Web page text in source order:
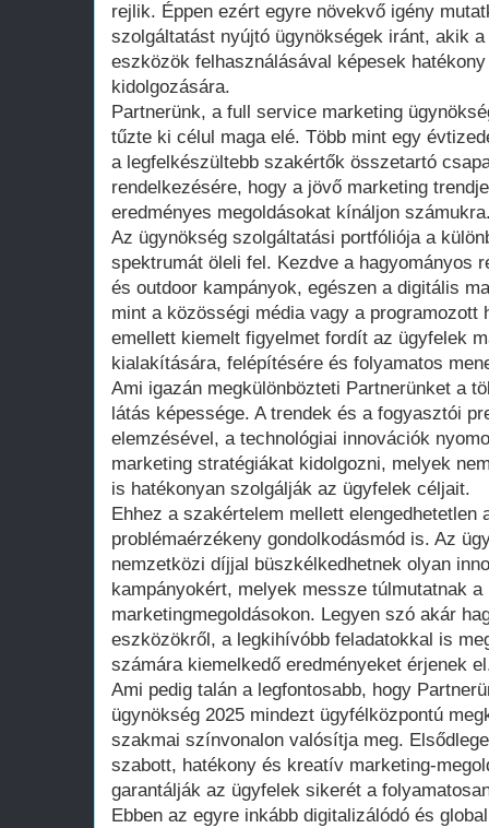
rejlik. Éppen ezért egyre növekvő igény
szolgáltatást nyújtó ügynökségek iránt, akik
eszközök felhasználásával képesek
kidolgozására.
Partnerünk, a full service marketing
tűzte ki célul maga elé. Több mint egy
a legfelkészültebb szakértők összetartó
rendelkezésére, hogy a jövő marketing
eredményes megoldásokat kínáljon
Az ügynökség szolgáltatási portfóliója a
spektrumát öleli fel. Kezdve a hagyományos
és outdoor kampányok, egészen a digitális
mint a közösségi média vagy a programozott
emellett kiemelt figyelmet fordít az ügyfelek
kialakítására, felépítésére és folyamatos
Ami igazán megkülönbözteti Partnerünket a
látás képessége. A trendek és a fogyasztói
elemzésével, a technológiai innovációk
marketing stratégiákat kidolgozni, melyek
is hatékonyan szolgálják az ügyfelek céljait.
Ehhez a szakértelem mellett elengedhetetlen
problémaérzékeny gondolkodásmód is. Az
nemzetközi díjjal büszkélkedhetnek olyan
kampányokért, melyek messze túlmutatnak a
marketingmegoldásokon. Legyen szó akár
eszközökről, a legkihívóbb feladatokkal is
számára kiemelkedő eredményeket érjenek
Ami pedig talán a legfontosabb, hogy
ügynökség 2025 mindezt ügyfélközpontú
szakmai színvonalon valósítja meg.
szabott, hatékony és kreatív marketing-
garantálják az ügyfelek sikerét a
Ebben az egyre inkább digitalizálódó és